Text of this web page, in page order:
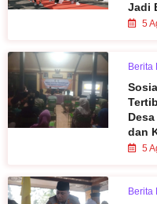
Jadi
5
Berita
dan
5
Berita